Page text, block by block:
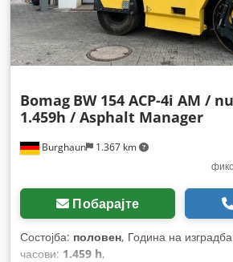
Burghaun 1.367 km
Bomag BW 154 ACP-4i AM /
1.459h / Asphalt Manager
Побарајте
Состојба: половен, Година на
часови: 1.459 h,